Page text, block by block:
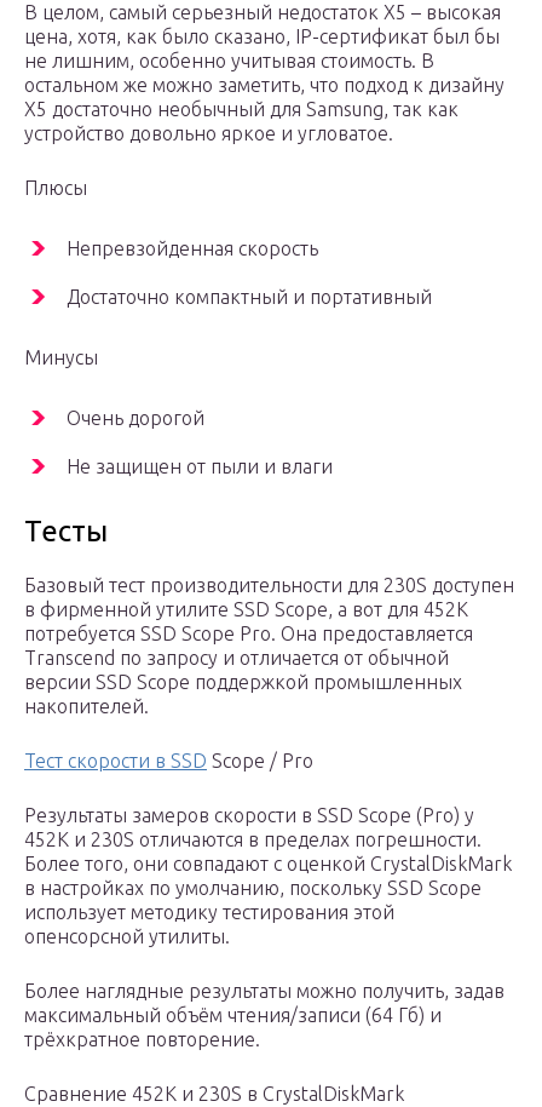
В целом, самый серьезный недостаток X5 – высокая
цена, хотя, как было сказано, IP-сертификат был бы
не лишним, особенно учитывая стоимость. В
остальном же можно заметить, что подход к дизайну
X5 достаточно необычный для Samsung, так как
устройство довольно яркое и угловатое.
Плюсы
Непревзойденная скорость
Достаточно компактный и портативный
Минусы
Очень дорогой
Не защищен от пыли и влаги
Тесты
Базовый тест производительности для 230S доступен
в фирменной утилите SSD Scope, а вот для 452K
потребуется SSD Scope Pro. Она предоставляется
Transcend по запросу и отличается от обычной
версии SSD Scope поддержкой промышленных
накопителей.
Тест скорости в SSD Scope / Pro
Результаты замеров скорости в SSD Scope (Pro) у
452K и 230S отличаются в пределах погрешности.
Более того, они совпадают с оценкой CrystalDiskMark
в настройках по умолчанию, поскольку SSD Scope
использует методику тестирования этой
опенсорсной утилиты.
Более наглядные результаты можно получить, задав
максимальный объём чтения/записи (64 Гб) и
трёхкратное повторение.
Сравнение 452K и 230S в CrystalDiskMark